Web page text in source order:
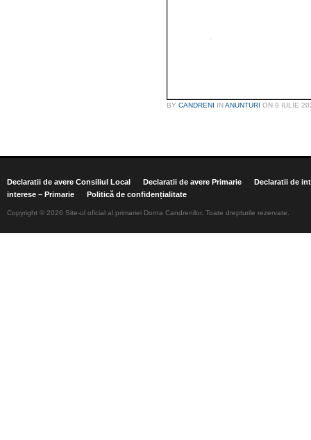
BY CANDRENI INANUNTURI ON 9 IULIE
Declaratii de avere Consiliul Local Declaratii de avere Primarie
Declaratii de
interese – Primarie
Politică de confidențialitate
Copyright © 2026 Site-ul oficial al primariei Dorna Candrenilor. Toate drepturile rezervate.